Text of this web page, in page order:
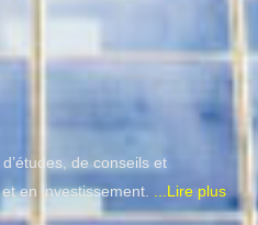
de conseils et
en investissement. ...Lire plus